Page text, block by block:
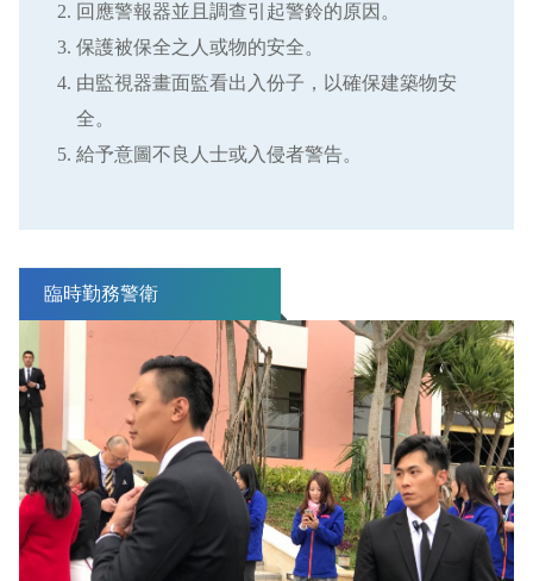
回應警報器並且調查引起警鈴的原因。
保護被保全之人或物的安全。
由監視器畫面監看出入份子，以確保建築物安
全。
給予意圖不良人士或入侵者警告。
臨時勤務警衛